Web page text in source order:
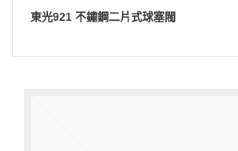
東光921 不鏽鋼二片式球塞閥